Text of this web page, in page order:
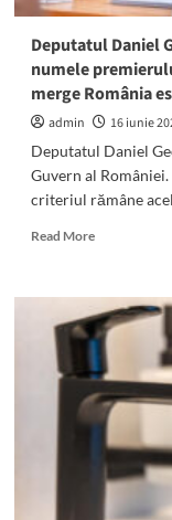
Statele
ale
Americii,
Republica
Moldova,
Georgia,
Turcia
și
Deputatul Daniel
numele
merge România
admin
16 iunie
Deputatul Daniel
Guvern al
criteriul rămâne
Read MoreRead
Deputatul
Daniel
Georgescu,
despre
viitorul
Guvern:
„Nu
numele
premierului
este